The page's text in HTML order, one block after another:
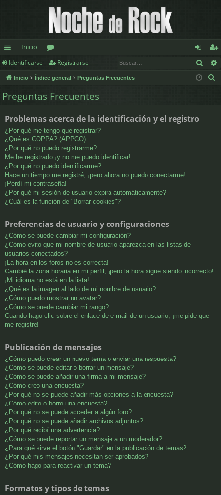
nl
ac
es
pi
d
os
Inicio
or
os
de
nt
eg
ist
Identificarse Registrarse
Inicio Índice general Preguntas Frecuentes
Preguntas Frecuentes
Problemas acerca de la identificación y el registro
¿Por qué me tengo que registrar?
¿Qué es COPPA? (APPCO)
¿Por qué no puedo registrarme?
Me he registrado ¡y no me puedo identificar!
¿Por qué no puedo identificarme?
Hace un tiempo me registré, ¡pero ahora no puedo conectarme!
¡Perdí mi contraseña!
¿Por qué mi sesión de usuario expira automáticamente?
¿Cuál es la función de "Borrar cookies"?
Preferencias de usuario y configuraciones
¿Cómo se puede cambiar mi configuración?
¿Cómo evito que mi nombre de usuario aparezca en las listas de
usuarios conectados?
¡La hora en los foros no es correcta!
Cambié la zona horaria en mi perfil, ¡pero la hora sigue siendo incorrecto!
¡Mi idioma no está en la lista!
¿Qué es la imagen al lado de mi nombre de usuario?
¿Cómo puedo mostrar un avatar?
¿Cómo se puede cambiar mi rango?
Cuando hago clic sobre el enlace de e-mail de un usuario, ¡me pide que
me registre!
Publicación de mensajes
¿Cómo puedo crear un nuevo tema o enviar una respuesta?
¿Cómo se puede editar o borrar un mensaje?
¿Cómo se puede añadir una firma a mi mensaje?
¿Cómo creo una encuesta?
¿Por qué no se puede añadir más opciones a la encuesta?
¿Cómo edito o borro una encuesta?
¿Por qué no se puede acceder a algún foro?
¿Por qué no se puede añadir archivos adjuntos?
¿Por qué recibí una advertencia?
¿Cómo se puede reportar un mensaje a un moderador?
¿Para qué sirve el botón "Guardar" en la publicación de temas?
¿Por qué mis mensajes necesitan ser aprobados?
¿Cómo hago para reactivar un tema?
Formatos y tipos de temas